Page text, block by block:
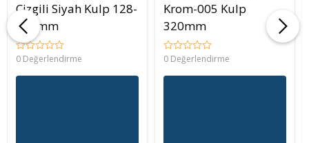
Çizgili Siyah Kulp 128-
160mm
0 Değerlendirme
Krom-005 Kulp
320mm
0 Değerlendirme